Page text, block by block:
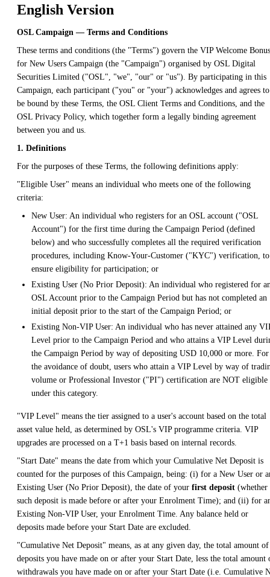
English Version
OSL Campaign — Terms and Conditions
These terms and conditions (the "Terms") govern the VIP Welcome Bonus
for New Users Campaign (the "Campaign") organised by OSL Digital
Securities Limited ("OSL", "we", "our" or "us"). By participating in this
Campaign, each participant ("you" or "your") acknowledges and agrees to
be bound by these Terms, the OSL Client Terms and Conditions, and the
OSL Privacy Policy, which together form a legally binding agreement
between you and us.
1. Definitions
For the purposes of these Terms, the following definitions apply:
"Eligible User" means an individual who meets one of the following
criteria:
New User: An individual who registers for an OSL account ("OSL
Account") for the first time during the Campaign Period (defined
below) and who successfully completes all the required verification
procedures, including Know-Your-Customer ("KYC") verification, to
ensure eligibility for participation; or
Existing User (No Prior Deposit): An individual who registered for
OSL Account prior to the Campaign Period but has not completed an
initial deposit prior to the start of the Campaign Period; or
Existing Non-VIP User: An individual who has never attained any
Level prior to the Campaign Period and who attains a VIP Level
the Campaign Period by way of depositing USD 10,000 or more. For
the avoidance of doubt, users who attain a VIP Level by way of
volume or Professional Investor ("PI") certification are NOT eligible
under this category.
"VIP Level" means the tier assigned to a user's account based on the total
asset value held, as determined by OSL's VIP programme criteria. VIP
upgrades are processed on a T+1 basis based on internal records.
"Start Date" means the date from which your Cumulative Net Deposit is
counted for the purposes of this Campaign, being: (i) for a New User or
Existing User (No Prior Deposit), the date of your first deposit (whether
such deposit is made before or after your Enrolment Time); and (ii) for
Existing Non-VIP User, your Enrolment Time. Any balance held or
deposits made before your Start Date are excluded.
"Cumulative Net Deposit" means, as at any given day, the total amount of
deposits you have made on or after your Start Date, less the total amount
withdrawals you have made on or after your Start Date (i.e. Cumulative